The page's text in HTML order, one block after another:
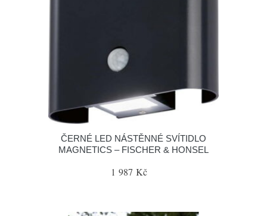
ČERNÉ LED NÁSTĚNNÉ SVÍTIDLO
MAGNETICS – FISCHER & HONSEL
1 987 Kč